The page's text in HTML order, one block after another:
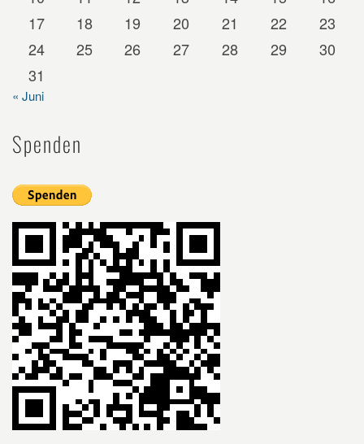
17
18 19 20 21 22
23
24
25 26 27 28 29
30
31
« Juni
Spenden